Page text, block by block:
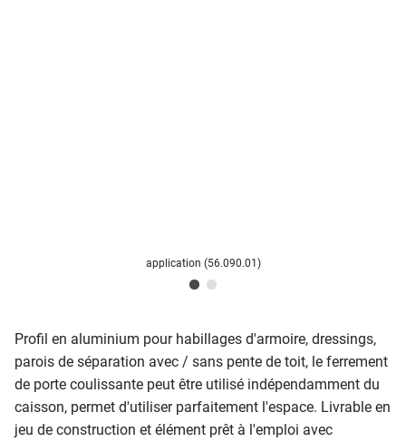
application (56.090.01)
Profil en aluminium pour habillages d'armoire, dressings,
parois de séparation avec / sans pente de toit, le ferrement
de porte coulissante peut être utilisé indépendamment du
caisson, permet d'utiliser parfaitement l'espace. Livrable en
jeu de construction et élément prêt à l'emploi avec